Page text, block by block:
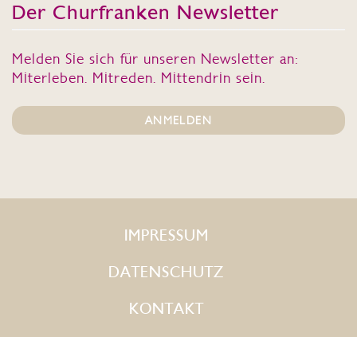
Der Churfranken Newsletter
Melden Sie sich für unseren Newsletter an:
Miterleben. Mitreden. Mittendrin sein.
ANMELDEN
IMPRESSUM
DATENSCHUTZ
KONTAKT